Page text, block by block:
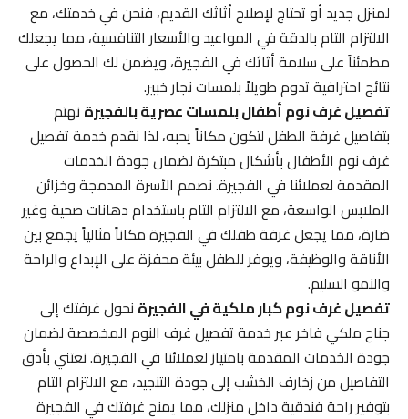
لمنزل جديد أو تحتاج لإصلاح أثاثك القديم، فنحن في خدمتك، مع
الالتزام التام بالدقة في المواعيد والأسعار التنافسية، مما يجعلك
مطمئناً على سلامة أثاثك في الفجيرة، ويضمن لك الحصول على
نتائج احترافية تدوم طويلاً بلمسات نجار خبير.
تفصيل غرف نوم أطفال بلمسات عصرية بالفجيرةنهتم
بتفاصيل غرفة الطفل لتكون مكاناً يحبه، لذا نقدم خدمة تفصيل
غرف نوم الأطفال بأشكال مبتكرة لضمان جودة الخدمات
المقدمة لعملائنا في الفجيرة. نصمم الأسرة المدمجة وخزائن
الملابس الواسعة، مع الالتزام التام باستخدام دهانات صحية وغير
ضارة، مما يجعل غرفة طفلك في الفجيرة مكاناً مثالياً يجمع بين
الأناقة والوظيفة، ويوفر للطفل بيئة محفزة على الإبداع والراحة
والنمو السليم.
تفصيل غرف نوم كبار ملكية في الفجيرةنحول غرفتك إلى
جناح ملكي فاخر عبر خدمة تفصيل غرف النوم المخصصة لضمان
جودة الخدمات المقدمة بامتياز لعملائنا في الفجيرة. نعتني بأدق
التفاصيل من زخارف الخشب إلى جودة التنجيد، مع الالتزام التام
بتوفير راحة فندقية داخل منزلك، مما يمنح غرفتك في الفجيرة